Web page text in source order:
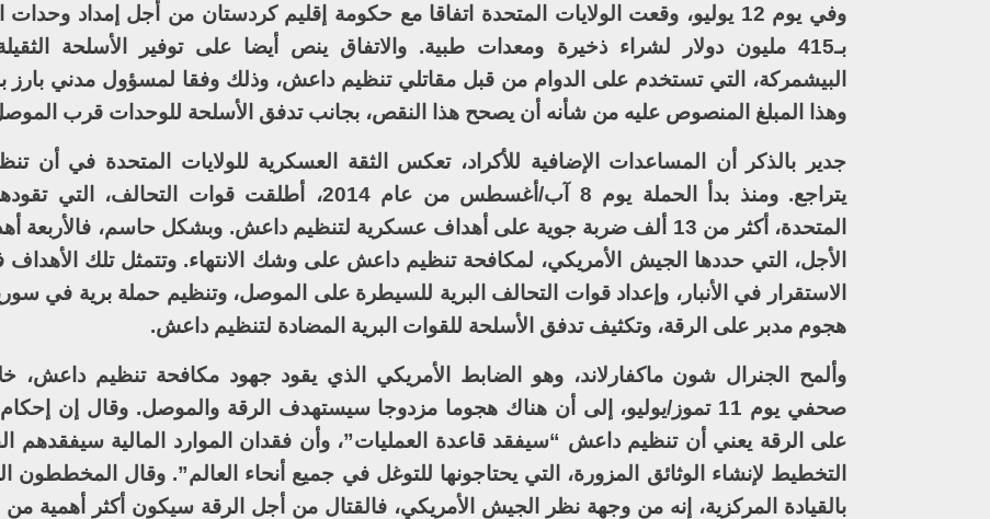
وفي يوم 12 يوليو، وقعت الولايات المتحدة اتفاقا مع حكومة إقليم كردستان من أجل إمداد
بـ415 مليون دولار لشراء ذخيرة ومعدات طبية. والاتفاق ينص أيضا على توفير الأسلحة
البيشمركة، التي تستخدم على الدوام من قبل مقاتلي تنظيم داعش، وذلك وفقا لمسؤول مدني بارز
وهذا المبلغ المنصوص عليه من شأنه أن يصحح هذا النقص، بجانب تدفق الأسلحة للوحدات قرب
جدير بالذكر أن المساعدات الإضافية للأكراد، تعكس الثقة العسكرية للولايات المتحدة في أن
يتراجع. ومنذ بدأ الحملة يوم 8 آب/أغسطس من عام 2014، أطلقت قوات التحالف،
المتحدة، أكثر من 13 ألف ضربة جوية على أهداف عسكرية لتنظيم داعش. وبشكل حاسم، فالأربعة
الأجل، التي حددها الجيش الأمريكي، لمكافحة تنظيم داعش على وشك الانتهاء. وتتمثل تلك
الاستقرار في الأنبار، وإعداد قوات التحالف البرية للسيطرة على الموصل، وتنظيم حملة برية في
هجوم مدبر على الرقة، وتكثيف تدفق الأسلحة للقوات البرية المضادة لتنظيم داعش.
وألمح الجنرال شون ماكفارلاند، وهو الضابط الأمريكي الذي يقود جهود مكافحة تنظيم داعش،
صحفي يوم 11 تموز/يوليو، إلى أن هناك هجوما مزدوجا سيستهدف الرقة والموصل. وقال إن
على الرقة يعني أن تنظيم داعش “سيفقد قاعدة العمليات”، وأن فقدان الموارد المالية سيفقدهم
التخطيط لإنشاء الوثائق المزورة، التي يحتاجونها للتوغل في جميع أنحاء العالم”. وقال المخططون
بالقيادة المركزية، إنه من وجهة نظر الجيش الأمريكي، فالقتال من أجل الرقة سيكون أكثر أهمية من